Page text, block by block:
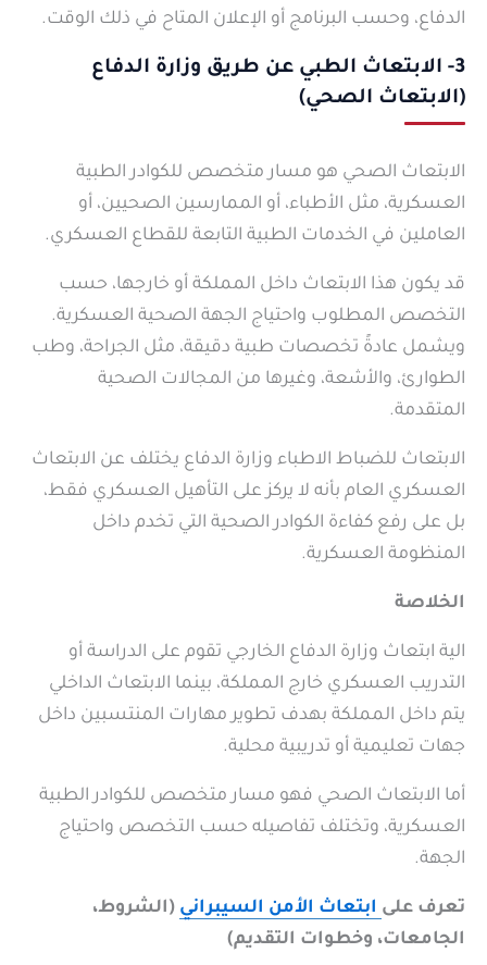
الدفاع، وحسب البرنامج أو الإعلان المتاح في ذلك الوقت.
3- الابتعاث الطبي عن طريق وزارة الدفاع
(الابتعاث الصحي)
الابتعاث الصحي هو مسار متخصص للكوادر الطبية
العسكرية، مثل الأطباء، أو الممارسين الصحيين، أو
العاملين في الخدمات الطبية التابعة للقطاع العسكري.
قد يكون هذا الابتعاث داخل المملكة أو خارجها، حسب
التخصص المطلوب واحتياج الجهة الصحية العسكرية.
ويشمل عادةً تخصصات طبية دقيقة، مثل الجراحة، وطب
الطوارئ، والأشعة، وغيرها من المجالات الصحية
المتقدمة.
الابتعاث للضباط الاطباء وزارة الدفاع يختلف عن الابتعاث
العسكري العام بأنه لا يركز على التأهيل العسكري فقط،
بل على رفع كفاءة الكوادر الصحية التي تخدم داخل
المنظومة العسكرية.
الخلاصة
الية ابتعاث وزارة الدفاع الخارجي تقوم على الدراسة أو
التدريب العسكري خارج المملكة، بينما الابتعاث الداخلي
يتم داخل المملكة بهدف تطوير مهارات المنتسبين داخل
جهات تعليمية أو تدريبية محلية.
أما الابتعاث الصحي فهو مسار متخصص للكوادر الطبية
العسكرية، وتختلف تفاصيله حسب التخصص واحتياج
الجهة.
تعرف على ابتعاث الأمن السيبراني (الشروط،
الجامعات، وخطوات التقديم)